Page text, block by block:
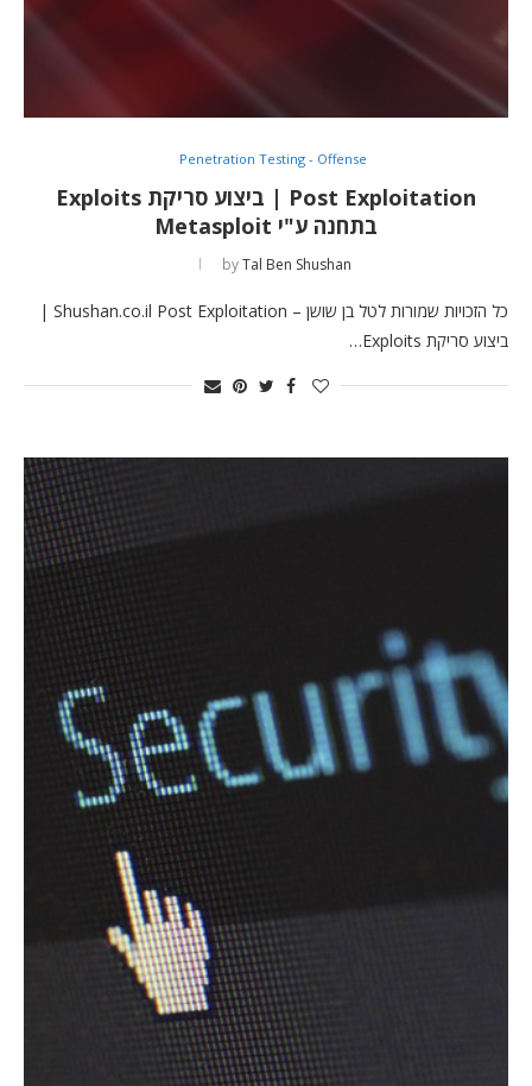
Penetration Testing - Offense
Post Exploitation | ביצוע סריקת Exploits
בתחנה ע"י Metasploit
byTal Ben Shushan
כל הזכויות שמורות לטל בן שושן – Shushan.co.il Post Exploitation |
ביצוע סריקת Exploits…